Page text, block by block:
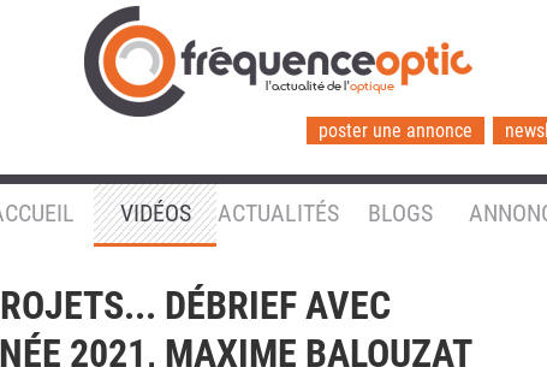
l'actualité de l'optique
poster une annonce
VIDÉOS ACTUALITÉS BLOGS
DÉBRIEF AVEC
2021, MAXIME BALOUZAT